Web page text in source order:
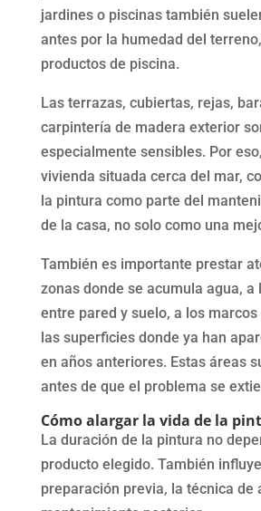
jardines o piscinas también
antes por la humedad del
productos de piscina.
Las terrazas, cubiertas, rejas,
carpintería de madera exterior
especialmente sensibles. Por
vivienda situada cerca del mar,
la pintura como parte del
de la casa, no solo como una
También es importante prestar
zonas donde se acumula agua, a
entre pared y suelo, a los marcos
las superficies donde ya han
en años anteriores. Estas áreas
antes de que el problema se
Cómo alargar la vida de la
La duración de la pintura no
producto elegido. También
preparación previa, la técnica de